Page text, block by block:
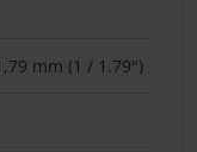
mm (1 / 1.79")